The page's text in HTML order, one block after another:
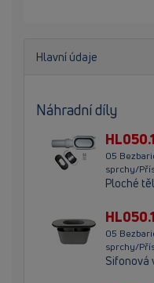
Hlavní údaje
Náhradní díly
05
sprchy/
Ploché
05
sprchy/
Sifonová